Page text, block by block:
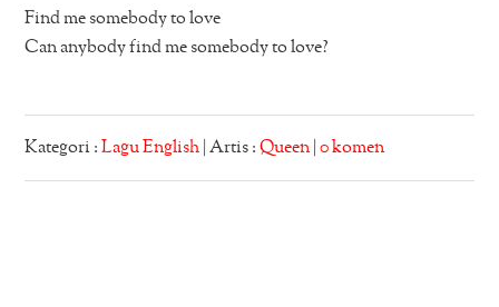
Find me somebody to love
Can anybody find me somebody to love?
Kategori :Lagu English | Artis :Queen |0 komen